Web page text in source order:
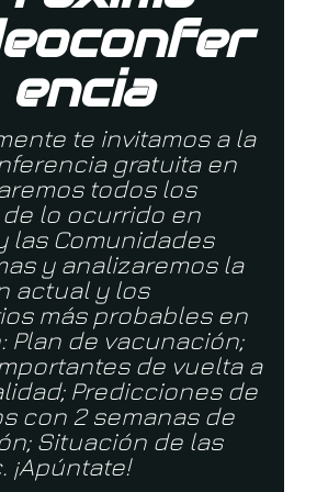
encia
te invitamos a la
gratuita en
todos los
lo ocurrido en
las Comunidades
y analizaremos la
actual y los
más probables en
Plan de vacunación;
de vuelta a
Predicciones de
con 2 semanas de
Situación de las
¡Apúntate!